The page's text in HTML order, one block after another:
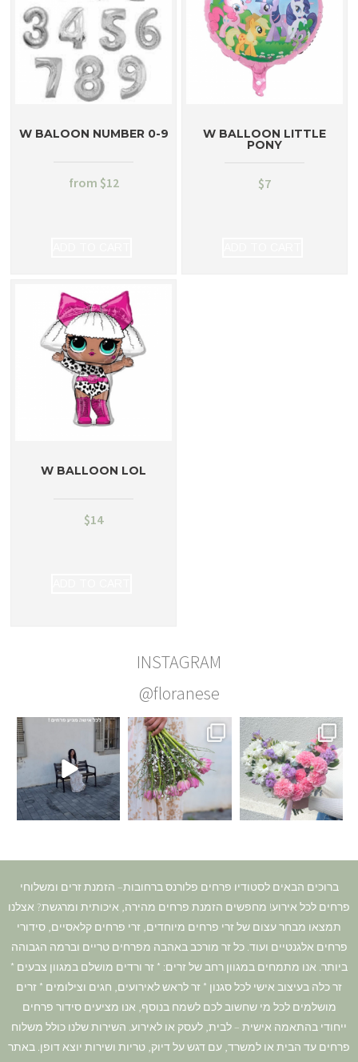
W BALOON NUMBER 0-9
from $12
W BALLOON LITTLE
PONY
$7
W BALLOON LOL
$14
INSTAGRAM
@floranese
ברוכים הבאים לסטודיו פרחים פלורנס ברחובות– הזמנת זרים ומשלוחי
פרחים לכל אירוע! מחפשים הזמנת פרחים מהירה, איכותית ומרגשת? אצלנו
תמצאו מבחר עצום של זרי פרחים מיוחדים, זרי פרחים קלאסיים, סידורי
פרחים אלגנטיים ועוד. כל זר מורכב באהבה מפרחים טריים וברמה הגבוהה
ביותר. אנו מתמחים במגוון רחב של זרים: * זר ורדים מושלם במגוון צבעים *
זר כלה בעיצוב אישי לכל סגנון * זר לראש לאירועים, חגים וצילומים * זרים
מושלמים לכל מי שחשוב לכם לשמח בנוסף, אנו מציעים סידור פרחים
ייחודי בהתאמה אישית – לבית, לעסק או לאירוע. השירות שלנו כולל משלוח
פרחים עד הבית או למשרד, עם דגש על דיוק, טריות ושירות יוצא דופן. באתר